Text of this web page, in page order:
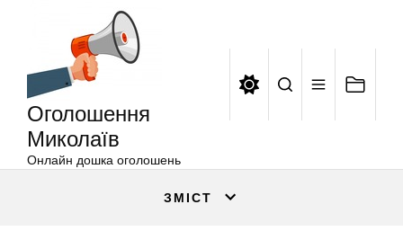
Оголошення
Миколаїв
Онлайн дошка оголошень
ЗМІСТ